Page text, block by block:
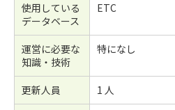
使用している
データベース
ETC
運営に必要な
知識・技術
特になし
更新人員
1 人